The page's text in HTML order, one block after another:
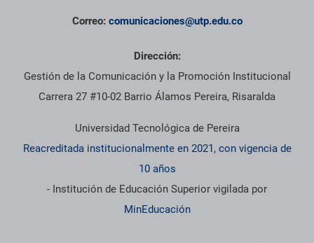
Correo: comunicaciones@utp.edu.co
Dirección:
Gestión de la Comunicación y la Promoción Institucional
Carrera 27 #10-02 Barrio Álamos Pereira, Risaralda
Universidad Tecnológica de Pereira
Reacreditada institucionalmente en 2021, con vigencia de
10 años
- Institución de Educación Superior vigilada por
MinEducación